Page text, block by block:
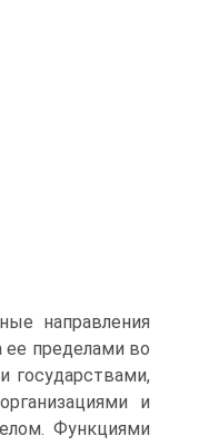
направления
ее пределами во
государствами,
и
Функциями